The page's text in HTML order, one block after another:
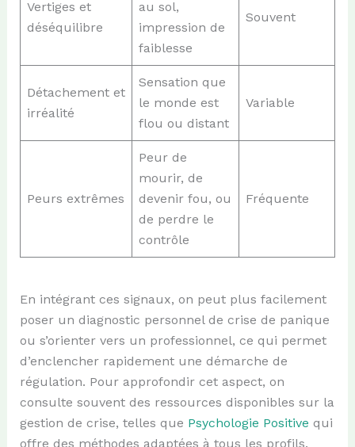
Vertiges et
déséquilibre
au sol,
impression de
faiblesse
Souvent
Détachement et
irréalité
Sensation que
le monde est
flou ou distant
Variable
Peurs extrêmes
Peur de
mourir, de
devenir fou, ou
de perdre le
contrôle
Fréquente
En intégrant ces signaux, on peut plus facilement
poser un diagnostic personnel de crise de panique
ou s’orienter vers un professionnel, ce qui permet
d’enclencher rapidement une démarche de
régulation. Pour approfondir cet aspect, on
consulte souvent des ressources disponibles sur la
gestion de crise, telles que Psychologie Positive qui
offre des méthodes adaptées à tous les profils.